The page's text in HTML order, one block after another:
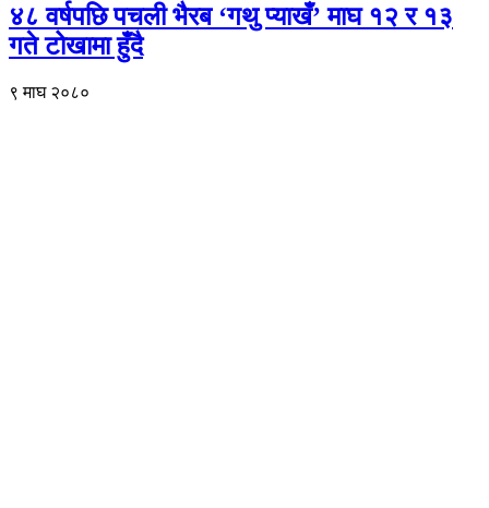
४८ वर्षपछि पचली भैरब ‘गथु प्याखँ’ माघ १२ र १३
गते टोखामा हुँदै
९ माघ २०८०